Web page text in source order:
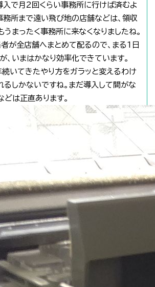
入で月2回くらい事務所に行けば済むよ
務所まで遠い飛び地の店舗などは、領収
うまったく事務所に来なくなりましたね。
が全店舗へまとめて配るので、まる1日
、いまはかなり効率化できています。
いてきたやり方をガラッと変えるわけ
るしかないですね。まだ導入して間がな
どは正直あります。